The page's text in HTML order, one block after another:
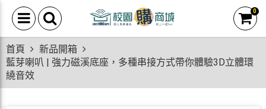
0
首頁
新品開箱
藍芽喇叭 | 強力磁溪底座，多種串接方式帶你體驗3D立體環
繞音效